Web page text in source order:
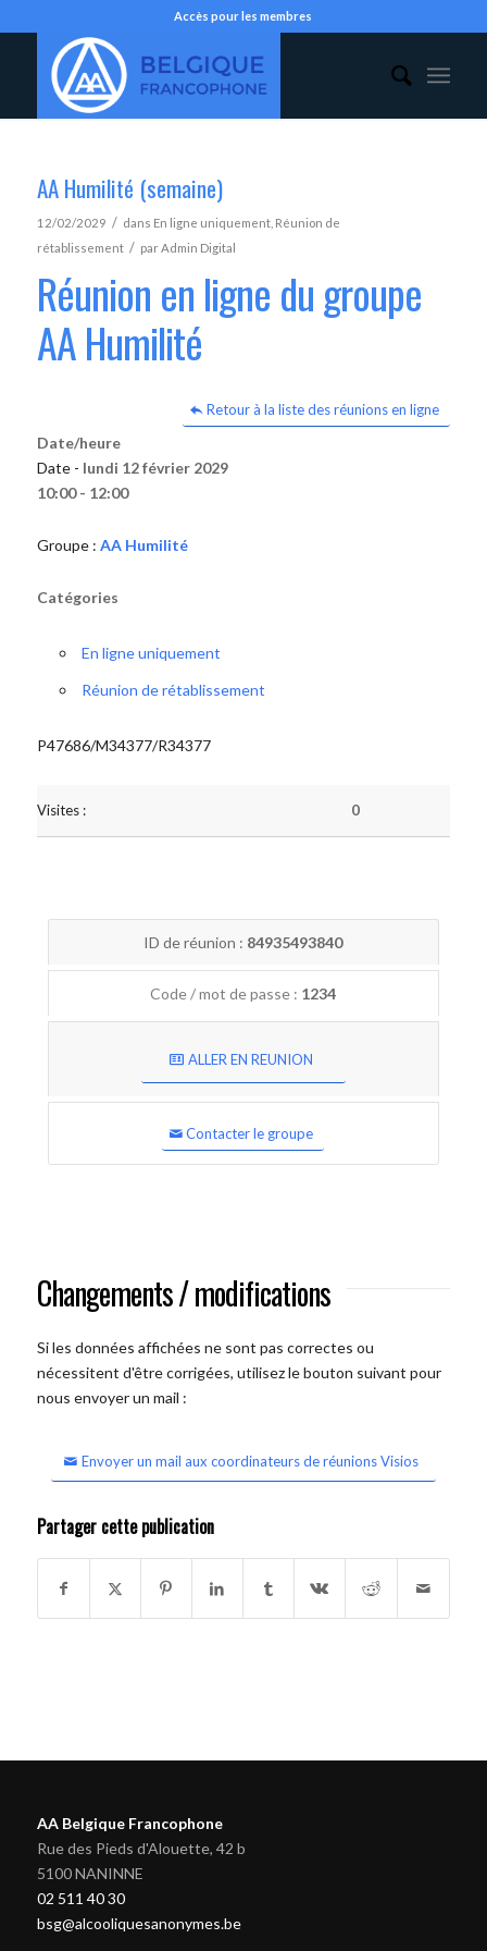
Accès pour les membres
AA Humilité (semaine)
12/02/2029 / dans En ligne uniquement, Réunion de
rétablissement / parAdmin Digital
Réunion en ligne du groupe
AA Humilité
Retour à la liste des réunions en ligne
Date/heure
Date - lundi 12 février 2029
10:00 - 12:00
Groupe : AA Humilité
Catégories
En ligne uniquement
Réunion de rétablissement
P47686/M34377/R34377
Visites : 0
ID de réunion : 84935493840
Code / mot de passe : 1234
ALLER EN REUNION
Contacter le groupe
Changements / modifications
Si les données affichées ne sont pas correctes ou
nécessitent d'être corrigées, utilisez le bouton suivant pour
nous envoyer un mail :
Envoyer un mail aux coordinateurs de réunions Visios
Partager cette publication
AA Belgique Francophone
Rue des Pieds d'Alouette, 42 b
5100 NANINNE
02 511 40 30
bsg@alcooliquesanonymes.be